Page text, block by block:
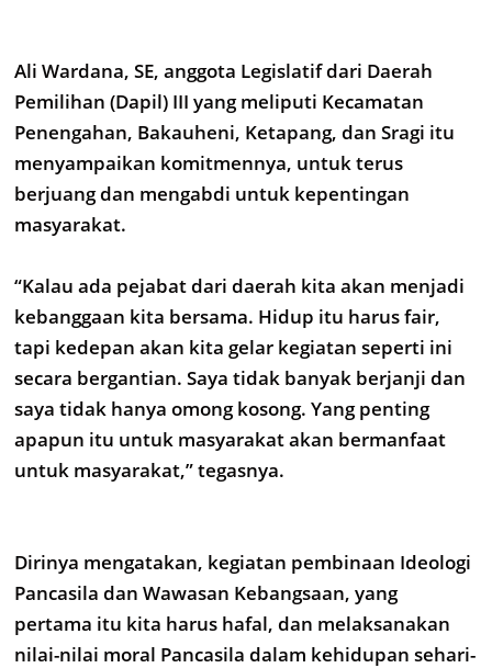
Ali Wardana, SE, anggota Legislatif dari Daerah
Pemilihan (Dapil) III yang meliputi Kecamatan
Penengahan, Bakauheni, Ketapang, dan Sragi itu
menyampaikan komitmennya, untuk terus
berjuang dan mengabdi untuk kepentingan
masyarakat.
“Kalau ada pejabat dari daerah kita akan menjadi
kebanggaan kita bersama. Hidup itu harus fair,
tapi kedepan akan kita gelar kegiatan seperti ini
secara bergantian. Saya tidak banyak berjanji dan
saya tidak hanya omong kosong. Yang penting
apapun itu untuk masyarakat akan bermanfaat
untuk masyarakat,” tegasnya.
Dirinya mengatakan, kegiatan pembinaan Ideologi
Pancasila dan Wawasan Kebangsaan, yang
pertama itu kita harus hafal, dan melaksanakan
nilai-nilai moral Pancasila dalam kehidupan sehari-